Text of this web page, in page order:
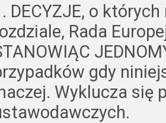
DECYZJE, o
Rada
gdy
Wyklucza się